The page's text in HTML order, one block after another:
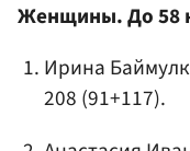
Женщины. До 58
Ирина
208 (91+117).